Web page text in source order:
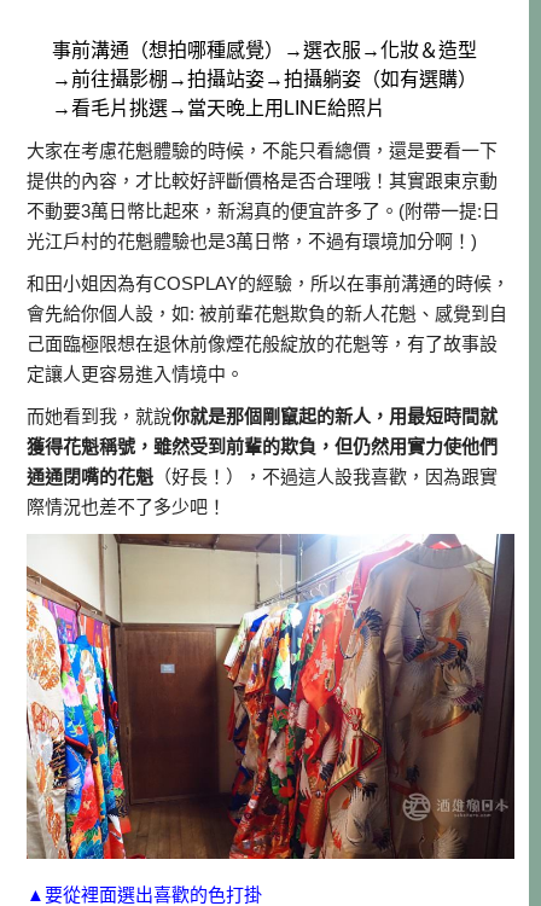
事前溝通（想拍哪種感覺）→選衣服→化妝＆造型
→前往攝影棚→拍攝站姿→拍攝躺姿（如有選購）
→看毛片挑選→當天晚上用LINE給照片
大家在考慮花魁體驗的時候，不能只看總價，還是要看一下
提供的內容，才比較好評斷價格是否合理哦！其實跟東京動
不動要3萬日幣比起來，新潟真的便宜許多了。(附帶一提:日
光江戶村的花魁體驗也是3萬日幣，不過有環境加分啊！)
和田小姐因為有COSPLAY的經驗，所以在事前溝通的時候，
會先給你個人設，如: 被前輩花魁欺負的新人花魁、感覺到自
己面臨極限想在退休前像煙花般綻放的花魁等，有了故事設
定讓人更容易進入情境中。
而她看到我，就說你就是那個剛竄起的新人，用最短時間就
獲得花魁稱號，雖然受到前輩的欺負，但仍然用實力使他們
通通閉嘴的花魁 （好長！），不過這人設我喜歡，因為跟實
際情況也差不了多少吧！
▲要從裡面選出喜歡的色打掛